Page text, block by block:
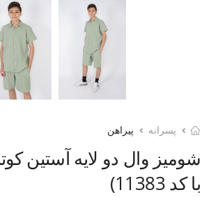
پسرانه پیراهن
شومیز وال دو لایه آستین
با کد 11383)